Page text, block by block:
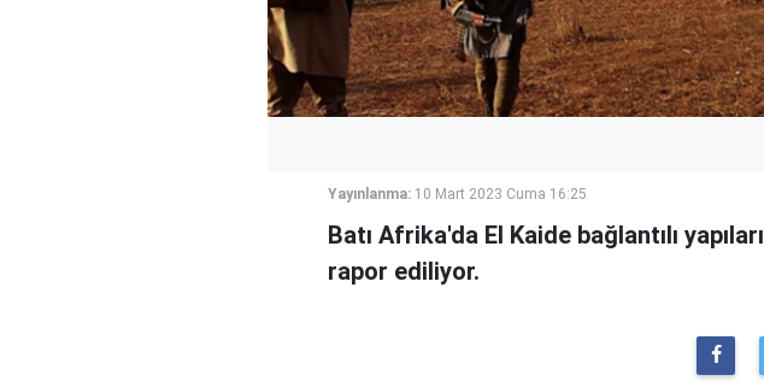
Yayınlanma: 10 Mart 2023 Cuma 16:25
Batı Afrika'da El Kaide bağlantılı
rapor ediliyor.